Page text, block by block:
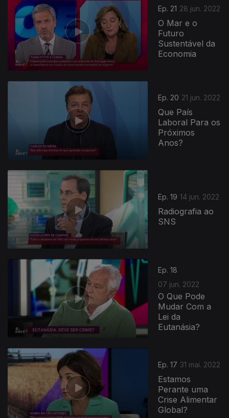
Ep. 21 28 jun. 2022
O Mar e o
Futuro
Sustentável da
Economia
Ep. 20 21 jun. 2022
Que País
Laboral Para os
Próximos
Anos?
Ep. 19 14 jun. 2022
Radiografia ao
SNS
Ep. 18
07 jun. 2022
O Que Pode
Mudar Com a
Lei da
Eutanásia?
Ep. 17 31 mai. 2022
Estamos
Perante uma
Crise Alimentar
Global?